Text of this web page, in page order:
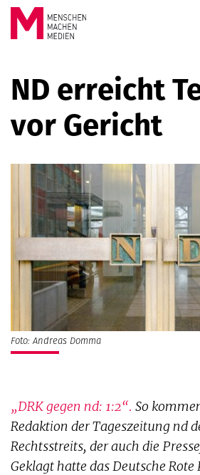
Springe zum Inhalt
MACHEN
MEDIEN
ND erreicht
vor Gericht
Foto: Andreas Domma
„DRK gegen nd: 1:2“. So
Redaktion der Tageszeitung nd
Rechtsstreits, der auch die
Geklagt hatte das Deutsche